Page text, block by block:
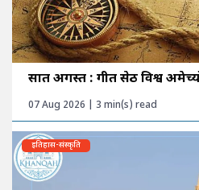
सात अगस्त : गीत सेठी विश्व
07 Aug 2026 | 3 min(s) read
इतिहास-संस्कृति